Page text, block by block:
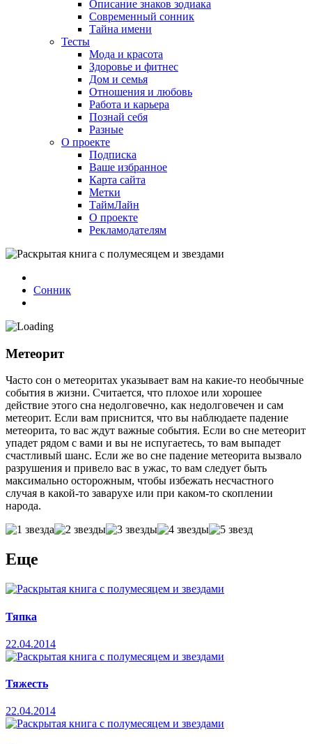
Описание знаков зодиака
Современный сонник
Тайна имени
Тесты
Мода и красота
Здоровье и фитнес
Дом и семья
Отношения и любовь
Работа и карьера
Познай себя
Разные
О проекте
Подписка
Ваше избранное
Карта сайта
Метки
ТаймЛайн
О проекте
Рекламодателям
Сонник
Метеорит
Часто сон о метеоритах указывает вам на какие-то необычные
события в жизни. Считается, что плохое или хорошее
действие этого сна недолговечно, как недолговечен и сам
метеорит. Если вам приснится, что вы наблюдаете падение
метеорита, то вас ждут важные события. Если во сне метеорит
упадет рядом с вами и вы не испугаетесь, то вам выпадет
счастливый шанс. Если же во сне падение метеорита вызвало
разрушения и привело вас в ужас, то вам следует быть
максимально осторожным, чтобы избежать несчастного
случая в какой-то заварухе или при каком-то скоплении
народа.
Еще
Тяпка
22.04.2014
Тяжесть
22.04.2014